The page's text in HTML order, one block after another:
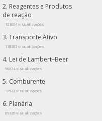
Reagentes e Produtos
de reação
121064 visualizações
Transporte Ativo
118385 visualizações
Lei de Lambert–Beer
96874 visualizações
Comburente
93572 visualizações
Planária
89320 visualizações